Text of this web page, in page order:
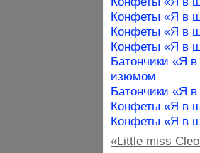
Конфеты «Я в
Конфеты «Я в
Конфеты «Я в
Батончики «Я
изюмом
Батончики «Я
Конфеты «Я в
Конфеты «Я в
«Little miss